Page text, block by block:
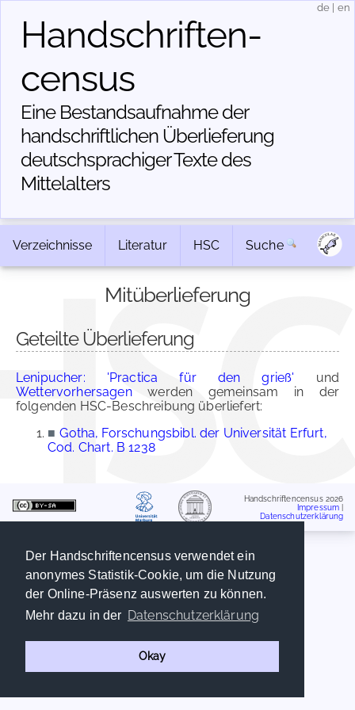
Der Handschriftencensus verwendet ein
anonymes Statistik-Cookie, um die Nutzung
der Online-Präsenz auswerten zu können.
Mehr dazu in der Datenschutzerklärung
Okay
Handschriften­
census
Eine Bestandsaufnahme der
handschriftlichen Über­lieferung
deutschsprachiger Texte des
Mittelalters
de en
Verzeichnisse Literatur HSC Suche
Mitüberlieferung
Geteilte Überlieferung
Lenipucher: 'Practica für den grieß' und
Wettervorhersagenwerden gemeinsam in der
folgenden HSC-Beschreibung überliefert:
■ Gotha, Forschungsbibl. der Universität Erfurt,
Cod. Chart. B 1238
Handschriftencensus 2026
Impressum
Datenschutzerklärung